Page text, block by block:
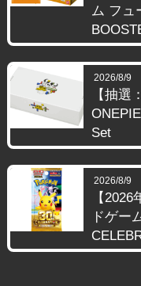
ム フュ
2026/8/9
【抽選
Set
2026/8/9
【
ドゲー